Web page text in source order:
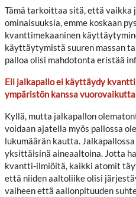
Tämä tarkoittaa sitä, että vaikka
ominaisuuksia, emme koskaan
kvanttimekaaninen
käyttäytymistä suuren massan
palloa olisi mahdotonta eristää
Eli jalkapallo ei käyttäydy
ympäristön kanssa
Kyllä, mutta jalkapallon
voidaan ajatella myös pallossa
lukumäärän kautta.
yksittäisinä aineaaltoina. Jotta
kvantti-ilmiöitä, kaikki atomit
että niiden aaltoliike olisi
vaiheen että aallonpituuden